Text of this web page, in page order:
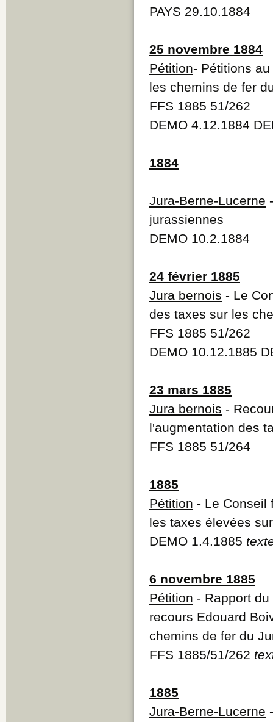
PAYS 29.10.1884
25 novembre 1884
Pétition- Pétitions
les chemins de fer
FFS 1885 51/262
DEMO 4.12.1884
1884
Jura-Berne-Lucerne
jurassiennes
DEMO 10.2.1884
24 février 1885
Jura bernois - Le
des taxes sur les
FFS 1885 51/262
DEMO 10.12.1885
23 mars 1885
Jura bernois -
l'augmentation des
FFS 1885 51/264
1885
Pétition - Le Conseil
les taxes élevées
DEMO 1.4.1885
6 novembre 1885
Pétition - Rapport
recours Edouard
chemins de fer du
FFS 1885/51/262
1885
Jura-Berne-Lucerne